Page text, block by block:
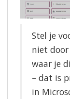
Stel je
niet
waar je
– dat is
in